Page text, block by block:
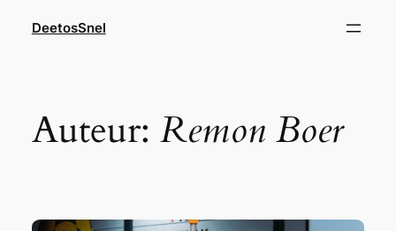
DeetosSnel
Auteur: Remon Boer